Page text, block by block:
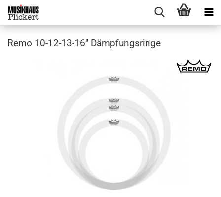
Remo 10-12-13-16" Dämpfungsringe